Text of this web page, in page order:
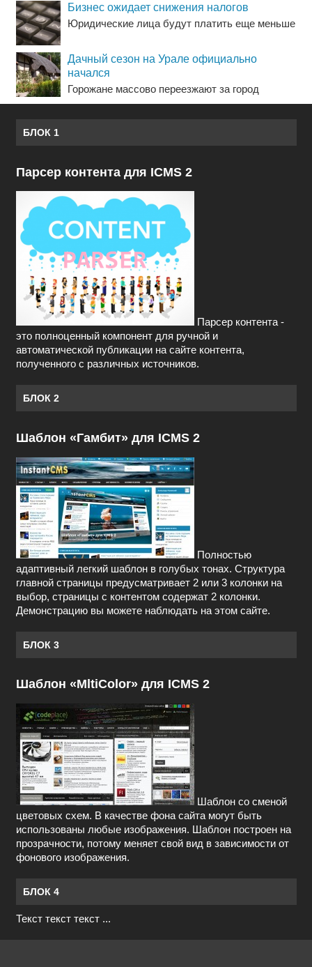
Бизнес ожидает снижения налогов
Юридические лица будут платить еще меньше
Дачный сезон на Урале официально
начался
Горожане массово переезжают за город
БЛОК 1
Парсер контента для ICMS 2
Парсер контента -
это полноценный компонент для ручной и
автоматической публикации на сайте контента,
полученного с различных источников.
БЛОК 2
Шаблон «Гамбит» для ICMS 2
Полностью
адаптивный легкий шаблон в голубых тонах. Структура
главной страницы предусматривает 2 или 3 колонки на
выбор, страницы с контентом содержат 2 колонки.
Демонстрацию вы можете наблюдать на этом сайте.
БЛОК 3
Шаблон «MltiColor» для ICMS 2
Шаблон со сменой
цветовых схем. В качестве фона сайта могут быть
использованы любые изображения. Шаблон построен на
прозрачности, потому меняет свой вид в зависимости от
фонового изображения.
БЛОК 4
Текст текст текст ...